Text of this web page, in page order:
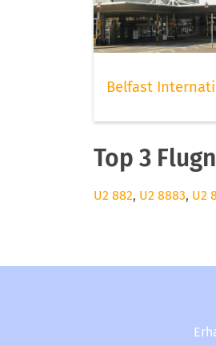
Belfast
Top 3
U2 882, U2 8883, U2